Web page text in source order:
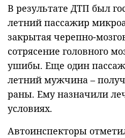
В результате ДТП был
летний пассажир
закрытая черепно-
сотрясение головного
ушибы. Еще один
летний мужчина –
раны. Ему назначили
условиях.
Автоинспекторы